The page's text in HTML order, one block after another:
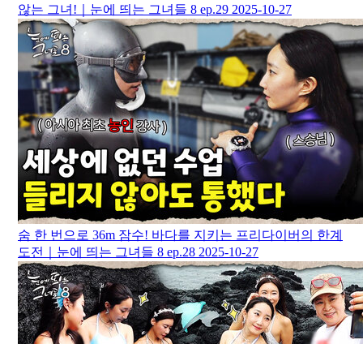
않는 그녀!｜눈에 띄는 그녀들 8 ep.29 2025-10-27
숨 한 번으로 36m 잠수! 바다를 지키는 프리다이버의 한계
도전｜눈에 띄는 그녀들 8 ep.28 2025-10-27